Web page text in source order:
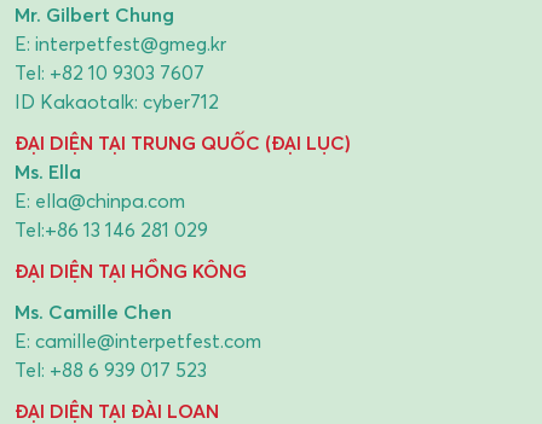
Mr. Gilbert Chung
E: interpetfest@gmeg.kr
Tel: +82 10 9303 7607
ID Kakaotalk: cyber712
ĐẠI DIỆN TẠI TRUNG QUỐC (ĐẠI LỤC)
Ms. Ella
E: ella@chinpa.com
Tel:+86 13 146 281 029
ĐẠI DIỆN TẠI HỒNG KÔNG
Ms. Camille Chen
E: camille@interpetfest.com
Tel: +88 6 939 017 523
ĐẠI DIỆN TẠI ĐÀI LOAN